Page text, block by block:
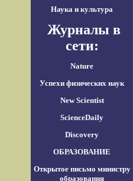
Наука и культура
Журналы в
сети:
Nature
Успехи физических наук
New Scientist
ScienceDaily
Discovery
ОБРАЗОВАНИЕ
Открытое письмо министру
образования